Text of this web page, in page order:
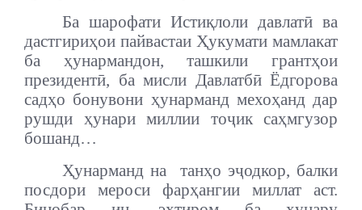
Ба шарофати Истиқлоли давлатӣ ва
дастгириҳои пайвастаи Ҳукумати мамлакат
ба ҳунармандон, ташкили грантҳои
президентӣ, ба мисли Давлатбӣ Ёдгорова
садҳо бонувони ҳунарманд мехоҳанд дар
рушди ҳунари миллии тоҷик саҳмгузор
бошанд…
Ҳунарманд на танҳо эҷодкор, балки
посдори мероси фарҳангии миллат аст.